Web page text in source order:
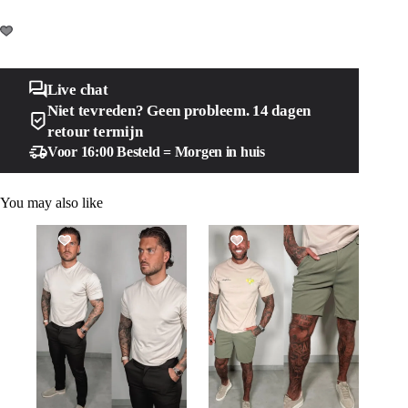
Live chat
Niet tevreden? Geen probleem. 14 dagen
retour termijn
Voor 16:00 Besteld = Morgen in huis
You may also like
SALE! SALE!